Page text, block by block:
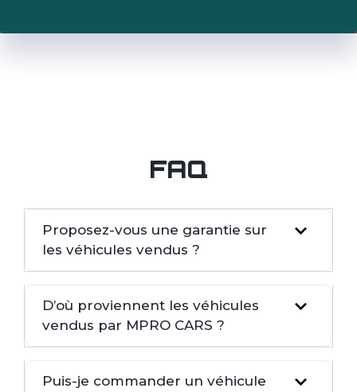
FAQ
Proposez-vous une garantie sur
les véhicules vendus ?
D’où proviennent les véhicules
vendus par MPRO CARS ?
Puis-je commander un véhicule